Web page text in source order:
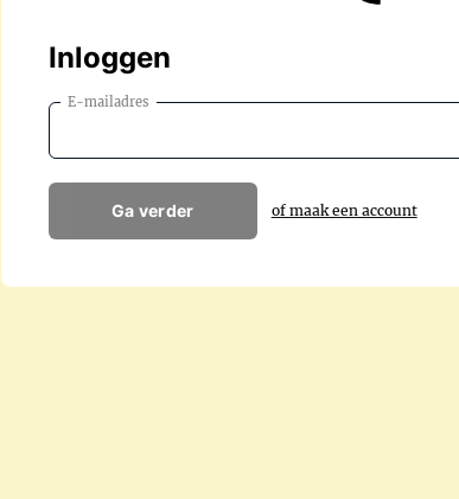
Inloggen
E-mailadres
Ga verder of maak een account